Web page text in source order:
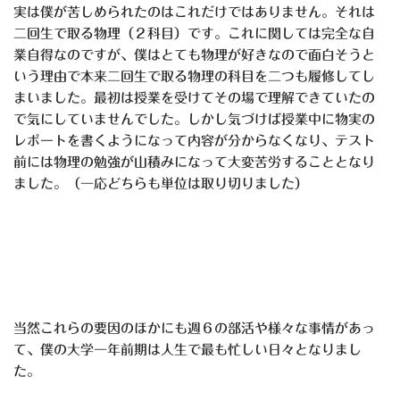
実は僕が苦しめられたのはこれだけではありません。それは
二回生で取る物理（２科目）です。これに関しては完全な自
業自得なのですが、僕はとても物理が好きなので面白そうと
いう理由で本来二回生で取る物理の科目を二つも履修してし
まいました。最初は授業を受けてその場で理解できていたの
で気にしていませんでした。しかし気づけば授業中に物実の
レポートを書くようになって内容が分からなくなり、テスト
前には物理の勉強が山積みになって大変苦労することとなり
ました。（一応どちらも単位は取り切りました）
当然これらの要因のほかにも週６の部活や様々な事情があっ
て、僕の大学一年前期は人生で最も忙しい日々となりまし
た。